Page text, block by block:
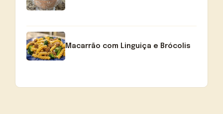
Macarrão com Linguiça e Brócolis